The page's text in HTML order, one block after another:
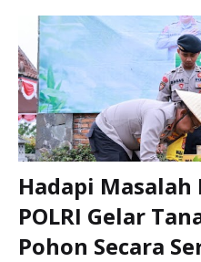
Hadapi
POLRI Gelar
Pohon Secara